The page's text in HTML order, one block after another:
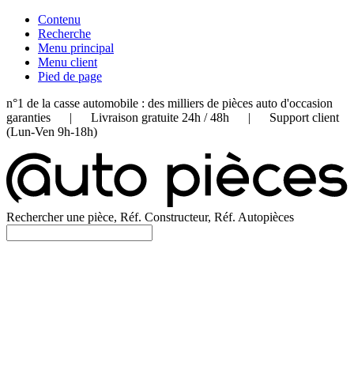
Contenu
Recherche
Menu principal
Menu client
Pied de page
n°1 de la casse automobile : des milliers de pièces auto d'occasion
garanties | Livraison gratuite 24h / 48h | Support client
(Lun-Ven 9h-18h)
Rechercher une pièce, Réf. Constructeur, Réf. Autopièces